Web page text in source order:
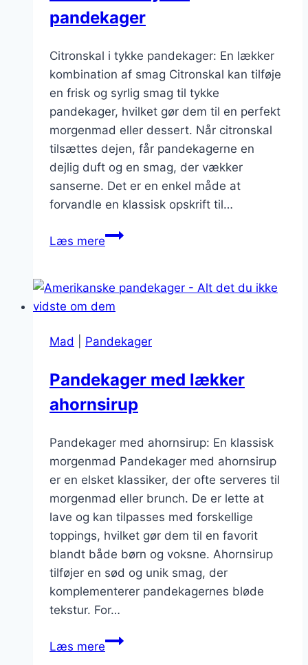
pandekager
Citronskal i tykke pandekager: En lækker
kombination af smag Citronskal kan tilføje
en frisk og syrlig smag til tykke
pandekager, hvilket gør dem til en perfekt
morgenmad eller dessert. Når citronskal
tilsættes dejen, får pandekagerne en
dejlig duft og en smag, der vækker
sanserne. Det er en enkel måde at
forvandle en klassisk opskrift til…
Læs mereCitronskal
pandekager
Mad Pandekager
Pandekager med lækker
ahornsirup
Pandekager med ahornsirup: En klassisk
morgenmad Pandekager med ahornsirup
er en elsket klassiker, der ofte serveres til
morgenmad eller brunch. De er lette at
lave og kan tilpasses med forskellige
toppings, hvilket gør dem til en favorit
blandt både børn og voksne. Ahornsirup
tilføjer en sød og unik smag, der
komplementerer pandekagernes bløde
tekstur. For…
Læs merePandekager